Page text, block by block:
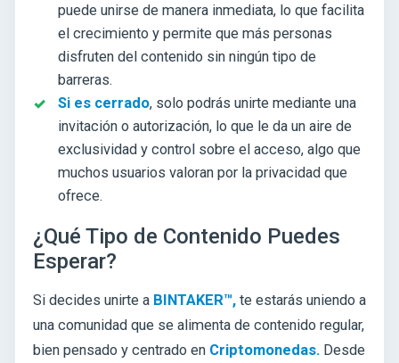
puede unirse de manera inmediata, lo que facilita
el crecimiento y permite que más personas
disfruten del contenido sin ningún tipo de
barreras.
Si es cerrado, solo podrás unirte mediante una
invitación o autorización, lo que le da un aire de
exclusividad y control sobre el acceso, algo que
muchos usuarios valoran por la privacidad que
ofrece.
¿Qué Tipo de Contenido Puedes
Esperar?
Si decides unirte a BINTAKER™, te estarás uniendo a
una comunidad que se alimenta de contenido regular,
bien pensado y centrado en Criptomonedas. Desde